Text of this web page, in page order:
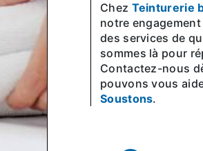
Chez Teinturerie
notre
des services de
sommes là pour
Contactez-nous
pouvons vous
Soustons.